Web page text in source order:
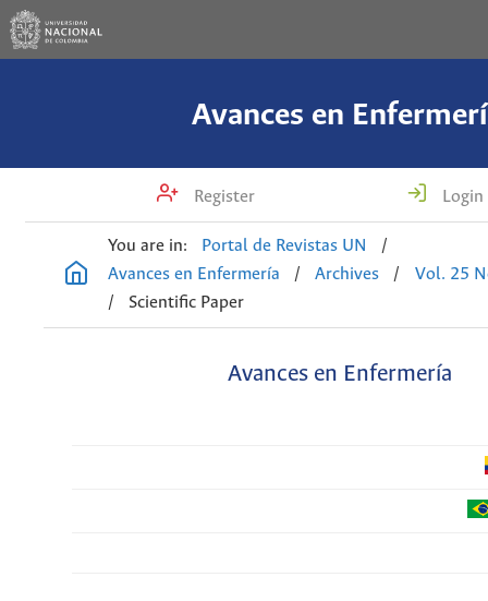
Avances en
Register Login
You are in: Portal de Revistas UN
/
Avances en Enfermería
/ Archives /
Vol. 25
/
Scientific Paper
Avances en Enfermería